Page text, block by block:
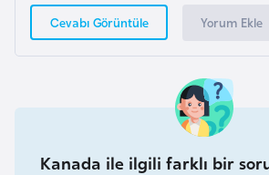
Cevabı Görüntüle Yorum Ekle
Kanada ile ilgili farklı bir
o
k
r